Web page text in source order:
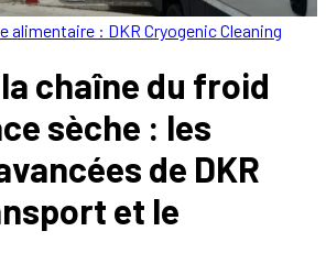
alimentaire : DKR Cryogenic Cleaning
chaîne du froid
sèche : les
de DKR
et le